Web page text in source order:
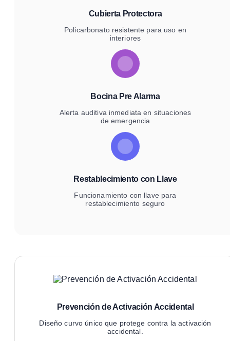
Cubierta Protectora
Policarbonato resistente para uso en
interiores
Bocina Pre Alarma
Alerta auditiva inmediata en situaciones
de emergencia
Restablecimiento con Llave
Funcionamiento con llave para
restablecimiento seguro
Prevención de Activación Accidental
Diseño curvo único que protege contra la activación
accidental.